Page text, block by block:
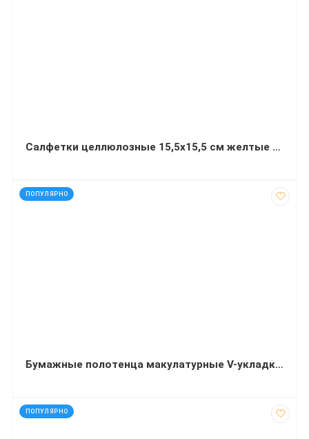
Салфетки целлюлозные 15,5x15,5 см желтые 5 штук
ПОПУЛЯРНО
код: 20028
Бумажные полотенца макулатурные V-укладка зеленые 200 листов
ПОПУЛЯРНО
код: 91008